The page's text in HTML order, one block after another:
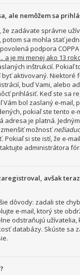
ale nemôžem sa
zadávate správne
potom sa mohla stať
podpora
... a je mi menej ako 13
inštrukcií. Pokiaľ
byť aktivovaný. Niektoré
buď Vami, alebo
prihlásiť. Keď ste sa
Vám bol zaslaný e-mail,
pokiaľ ste tento
adresa je platná.
možnosť
Pokiaľ si ste istí, že e-
administrátora
avšak
dôvody: zadali ste
e-mail, ktorý ste
odstraňujú užívatelia,
databázy. Skúste sa